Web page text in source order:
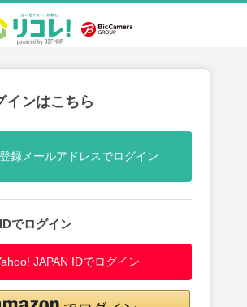
インはこちら
登録メールアドレスでログイン
でログイン
JAPAN IDでログイン